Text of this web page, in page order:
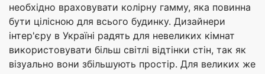
необхідно враховувати колірну гамму, яка повинна
бути цілісною для всього будинку. Дизайнери
інтер'єру в Україні радять для невеликих кімнат
використовувати більш світлі відтінки стін, так як
візуально вони збільшують простір. Для великих же